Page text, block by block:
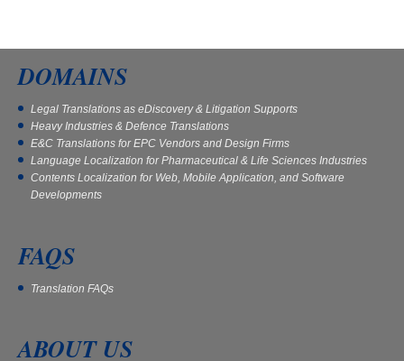
DOMAINS
Legal Translations as eDiscovery & Litigation Supports
Heavy Industries & Defence Translations
E&C Translations for EPC Vendors and Design Firms
Language Localization for Pharmaceutical & Life Sciences Industries
Contents Localization for Web, Mobile Application, and Software
Developments
FAQS
Translation FAQs
ABOUT US